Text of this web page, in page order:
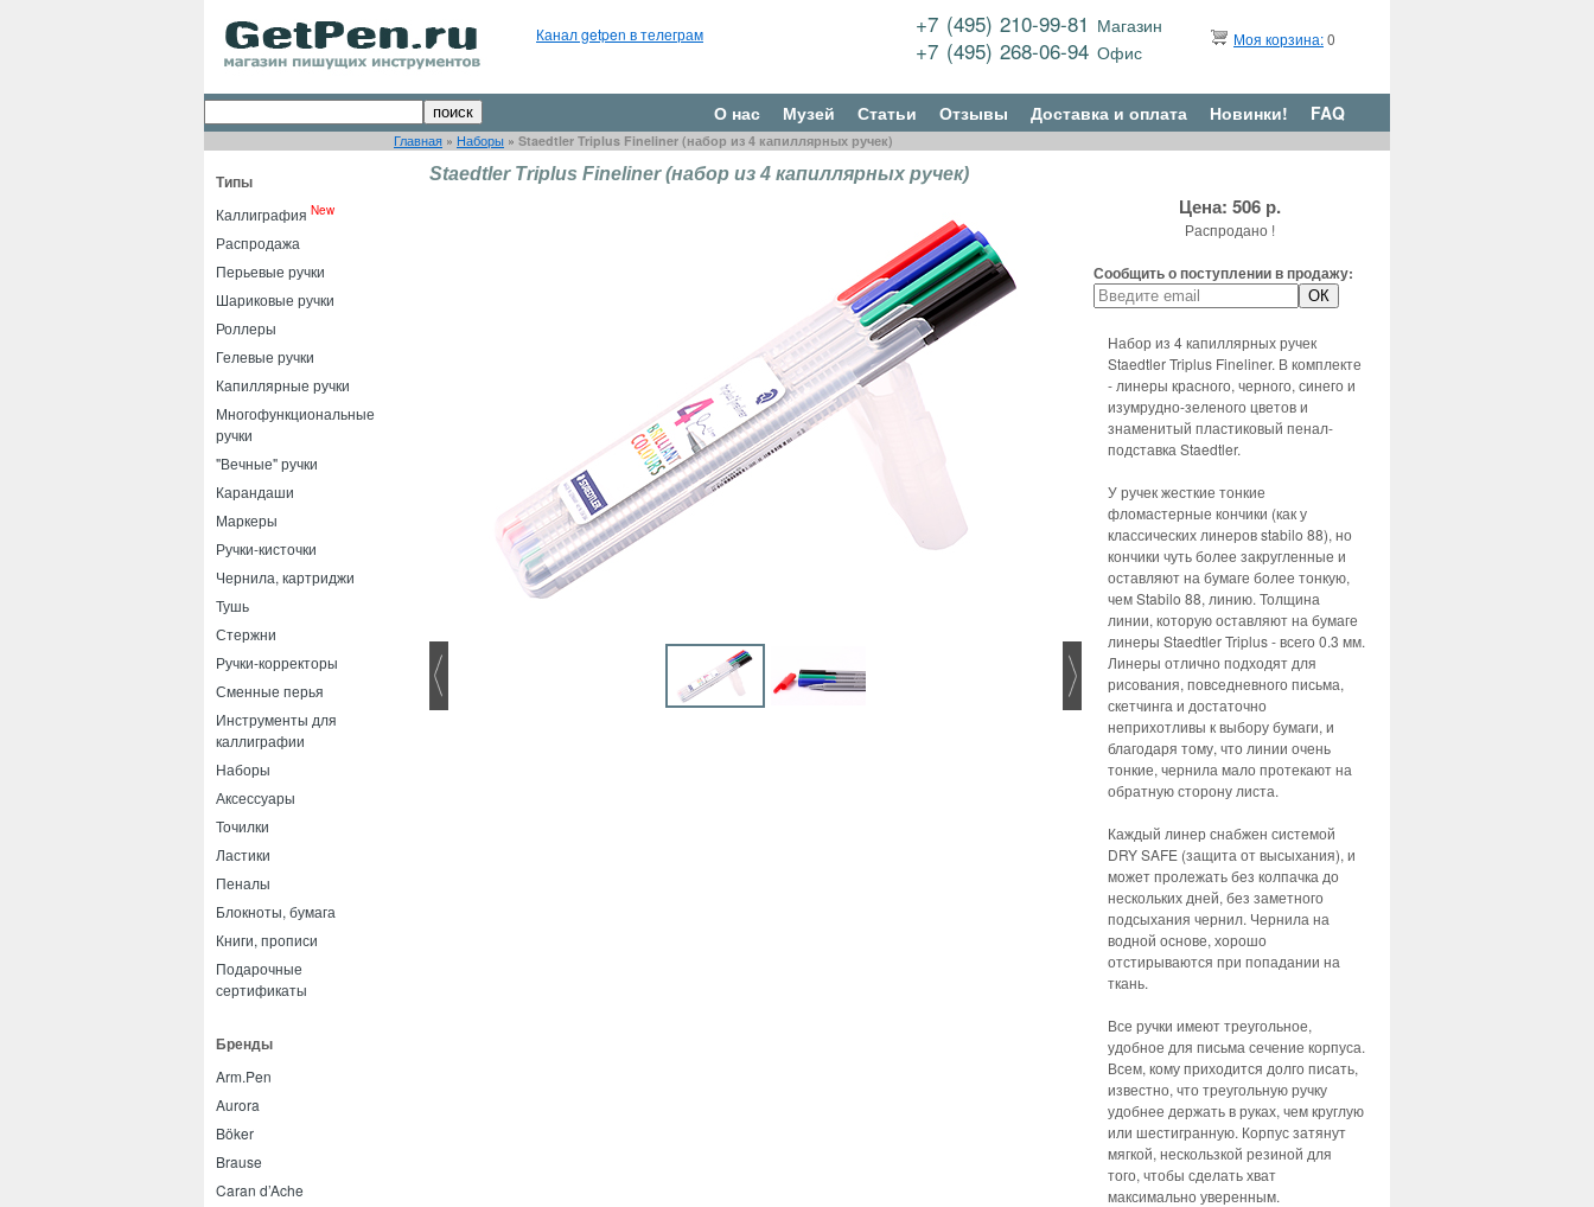
Канал getpen в телеграм +7 (495) 210-99-81 Магазин
+7 (495) 268-06-94Офис
Моя корзина:0
О нас Музей Статьи Отзывы Доставка и оплата Новинки! FAQ
Главная » Наборы » Staedtler Triplus Fineliner (набор из 4 капиллярных ручек)
Типы
Каллиграфия New
Распродажа
Перьевые ручки
Шариковые ручки
Роллеры
Гелевые ручки
Капиллярные ручки
Многофункциональные
ручки
"Вечные" ручки
Карандаши
Маркеры
Ручки-кисточки
Чернила, картриджи
Тушь
Стержни
Ручки-корректоры
Сменные перья
Инструменты для
каллиграфии
Наборы
Аксессуары
Точилки
Ластики
Пеналы
Блокноты, бумага
Книги, прописи
Подарочные
сертификаты
Бренды
Arm.Pen
Aurora
Böker
Brause
Caran d’Ache
Staedtler Triplus Fineliner (набор из 4 капиллярных ручек)
Цена: 506 р.
Распродано !
Сообщить о поступлении в продажу:
Набор из 4 капиллярных ручек
Staedtler Triplus Fineliner. В комплекте
- линеры красного, черного, синего и
изумрудно-зеленого цветов и
знаменитый пластиковый пенал-
подставка Staedtler.
У ручек жесткие тонкие
фломастерные кончики (как у
классических линеров stabilo 88), но
кончики чуть более закругленные и
оставляют на бумаге более тонкую,
чем Stabilo 88, линию. Толщина
линии, которую оставляют на бумаге
линеры Staedtler Triplus - всего 0.3 мм.
Линеры отлично подходят для
рисования, повседневного письма,
скетчинга и достаточно
неприхотливы к выбору бумаги, и
благодаря тому, что линии очень
тонкие, чернила мало протекают на
обратную сторону листа.
Каждый линер снабжен системой
DRY SAFE (защита от высыхания), и
может пролежать без колпачка до
нескольких дней, без заметного
подсыхания чернил. Чернила на
водной основе, хорошо
отстирываются при попадании на
ткань.
Все ручки имеют треугольное,
удобное для письма сечение корпуса.
Всем, кому приходится долго писать,
известно, что треугольную ручку
удобнее держать в руках, чем круглую
или шестигранную. Корпус затянут
мягкой, нескользкой резиной для
того, чтобы сделать хват
максимально уверенным.